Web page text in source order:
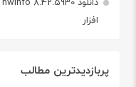
افزار
پربازدیدترین مطالب